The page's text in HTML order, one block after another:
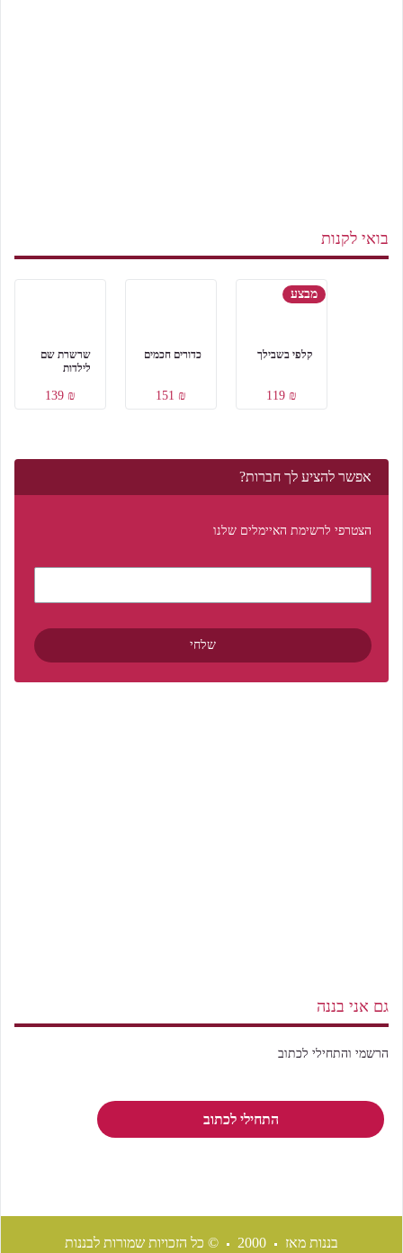
בואי לקנות
שרשרת שם
לילדות
₪ 139
כדורים חכמים
₪ 151
מבצע
קלפי בשבילך
₪ 119
אפשר להציע לך חברות?
הצטרפי לרשימת האיימלים שלנו
גם אני בננה
הרשמי והתחילי לכתוב
התחילי לכתוב
בננות מאז © כל הזכויות שמורות לבננות